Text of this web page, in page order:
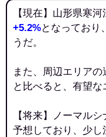
【現在】山形県寒
+5.2%となっており
うだ。
また、周辺エリア
と比べると、有望な
【将来】ノーマル
予想しており、少し